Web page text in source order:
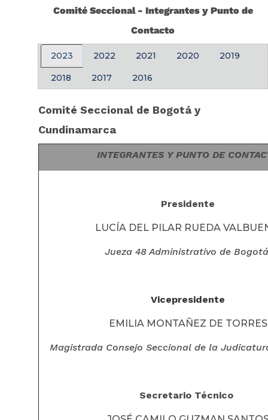
Comité Seccional - Integrantes y Punto de
Contacto
2023 2022 2021 2020 2019
2018 2017 2016
Comité Seccional de Bogotá y
Cundinamarca
INTEGRANTES Y PUNTO DE
Presidente
LUCÍA DEL PILAR RUEDA
Jueza 48 Administrativo de
Vicepresidente
EMILIA MONTAÑEZ DE TORRES
Magistrada Consejo Seccional de la
Secretario Técnico